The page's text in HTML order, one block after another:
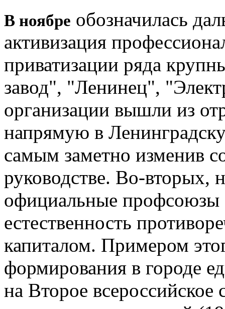
В ноябре обозначилась
активизация
приватизации ряда
завод", "Ленинец",
организации вышли из
напрямую в
самым заметно изменив
руководстве. Во-вторых,
официальные профсоюзы
естественность
капиталом. Примером
формирования в городе
на Второе всероссийское